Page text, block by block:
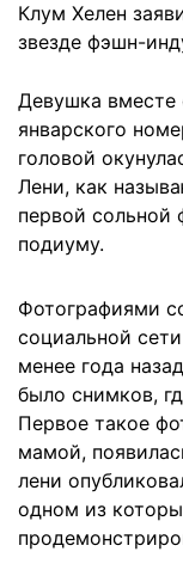
Клум Хелен
звезде фэшн-
Девушка вместе
январского
головой
Лени, как
первой сольной
подиуму.
Фотографиями
социальной
менее года
было снимков,
Первое такое
мамой,
лени
одном из